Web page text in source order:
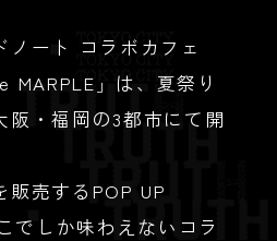
ノート コラボカフェ
」は、夏祭り
阪・福岡の3都市にて開
販売するPOP UP
でしか味わえないコラ